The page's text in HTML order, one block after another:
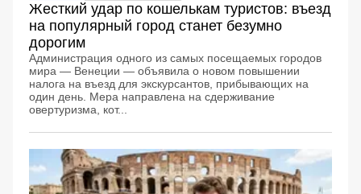
Жесткий удар по кошелькам туристов: въезд
на популярный город станет безумно
дорогим
Администрация одного из самых посещаемых городов
мира — Венеции — объявила о новом повышении
налога на въезд для экскурсантов, прибывающих на
один день. Мера направлена на сдерживание
овертуризма, кот...